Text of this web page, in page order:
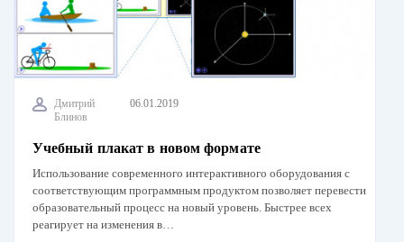
Дмитрий
Блинов
06.01.2019
Учебный плакат в новом формате
Использование современного интерактивного оборудования с
соответствующим программным продуктом позволяет перевести
образовательный процесс на новый уровень. Быстрее всех
реагирует на изменения в…